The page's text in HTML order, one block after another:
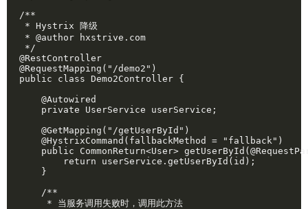
/**
* Hystrix 降级
* @author hxstrive.com
*/
@RestController
@RequestMapping("/demo2")
public class Demo2Controller {
@Autowired
private UserService userService;
@GetMapping("/getUserById")
@HystrixCommand(fallbackMethod = "fallback")
public CommonReturn<User>
return userService.getUserById(id);
}
/**
* 当服务调用失败时，调用此方法